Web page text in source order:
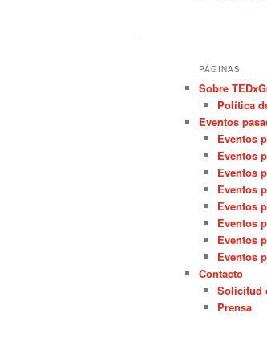
PÁGINAS
Sobre
Política
Eventos
Eventos
Eventos
Eventos
Eventos
Eventos
Eventos
Eventos
Eventos
Contacto
Solicitud
Prensa